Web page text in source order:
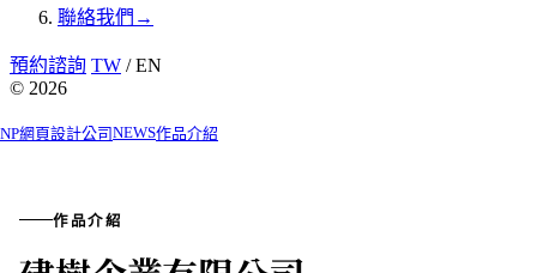
聯絡我們 →
預約諮詢 TW / EN
© 2026
NP網頁設計公司NEWS作品介紹
作品介紹